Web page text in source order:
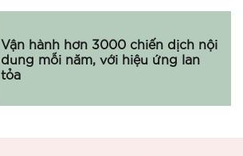
Vận hành hơn 3000 chiến dịch nội
dung mỗi năm, với hiệu ứng lan
tỏa